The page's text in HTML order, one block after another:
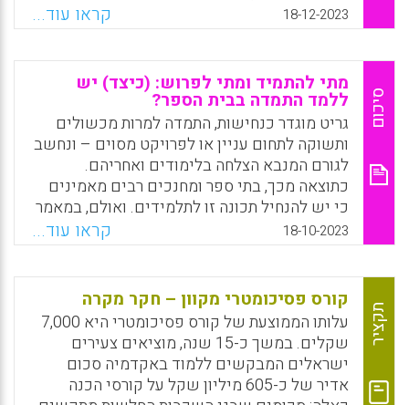
ישראל מהרקע הכלכלי הנמוך (כפי שהעידו על
עצמם במבחן) היו נבחנים לבד במבחן — הם היו
מדורגים בתחתית הדירוג הבינלאומי, לצד
אזרביג׳אן, מקסיקו ותאילנד. מדובר בכ-30%
מהתלמידים במערכת החינוך.
WhatsApp
Facebook
Email
X
18-12-2023 קראו עוד...
סיכום
מתי להתמיד ומתי לפרוש: (כיצד) יש
ללמד התמדה בבית הספר?
גריט מוגדר כנחישות, התמדה למרות מכשולים
ותשוקה לתחום עניין או לפרויקט מסוים – ונחשב
לגורם המנבא הצלחה בלימודים ואחריהם.
כתוצאה מכך, בתי ספר ומחנכים רבים מאמינים
כי יש להנחיל תכונה זו לתלמידים. ואולם, במאמר
זה נטען כי 15 שנים של מחקר אמפירי לא תמכו
בטענה כי גריט מנבא הצלחה, וכי יש לו במקרה
הטוב השפעה זניחה על ההישגים בבית הספר.
בעיקר הדברים אמורים באוכלוסיות מוחלשות,
שם גם תלמידים בעלי גריט אינם מצליחים
במבחנים ובמטלות שתלמידים חסרי גריט
מאוכלוסיות חזקות מצליחים בהם. לפיכך, כך
גורסים מחברי המאמר, הדגש על גריט במקום על
טיפוח גורמים אחרים מחזק את אי השוויון
18-10-2023 קראו עוד...
תקציר
קורס פסיכומטרי מקוון – חקר מקרה
עלותו הממוצעת של קורס פסיכומטרי היא 7,000
שקלים. במשך כ-15 שנה, מוציאים צעירים
ישראלים המבקשים ללמוד באקדמיה סכום
אדיר של כ-605 מיליון שקל על קורסי הכנה